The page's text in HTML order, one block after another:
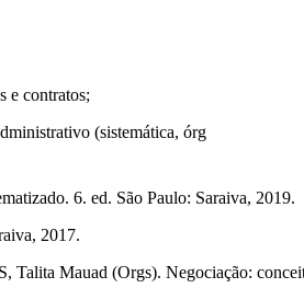
e contratos;
(sistemática, órg
6. ed. São Paulo: Saraiva, 2019.
2017.
Mauad (Orgs). Negociação: